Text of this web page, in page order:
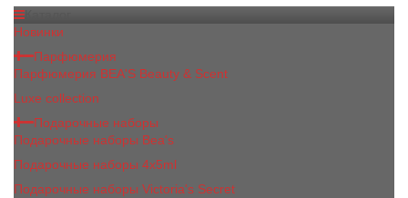
Новинки
Парфюмерия
Парфюмерия BEA'S Beauty & Scent
Luxe collection
Подарочные наборы
Подарочные наборы Bea's
Подарочные наборы 4х5ml
Подарочные наборы Victoria's Secret